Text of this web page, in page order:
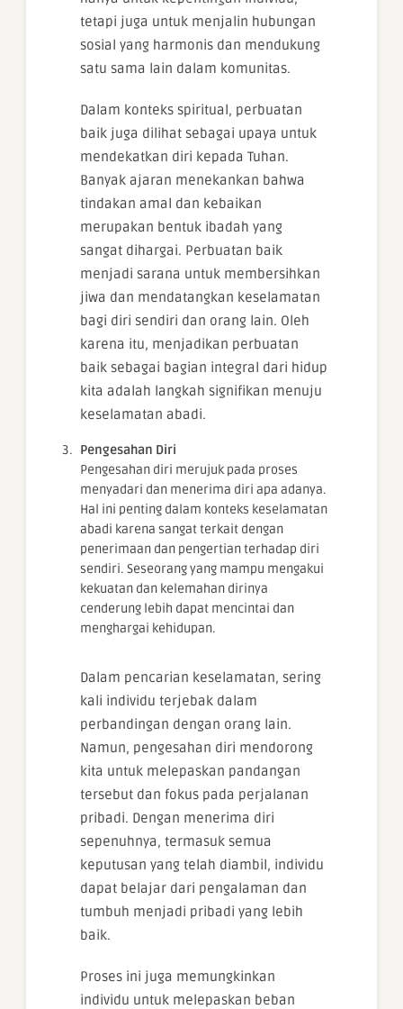
tetapi juga untuk menjalin hubungan
sosial yang harmonis dan mendukung
satu sama lain dalam komunitas.
Dalam konteks spiritual, perbuatan
baik juga dilihat sebagai upaya untuk
mendekatkan diri kepada Tuhan.
Banyak ajaran menekankan bahwa
tindakan amal dan kebaikan
merupakan bentuk ibadah yang
sangat dihargai. Perbuatan baik
menjadi sarana untuk membersihkan
jiwa dan mendatangkan keselamatan
bagi diri sendiri dan orang lain. Oleh
karena itu, menjadikan perbuatan
baik sebagai bagian integral dari hidup
kita adalah langkah signifikan menuju
keselamatan abadi.
Pengesahan Diri
Pengesahan diri merujuk pada proses
menyadari dan menerima diri apa adanya.
Hal ini penting dalam konteks keselamatan
abadi karena sangat terkait dengan
penerimaan dan pengertian terhadap diri
sendiri. Seseorang yang mampu mengakui
kekuatan dan kelemahan dirinya
cenderung lebih dapat mencintai dan
menghargai kehidupan.
Dalam pencarian keselamatan, sering
kali individu terjebak dalam
perbandingan dengan orang lain.
Namun, pengesahan diri mendorong
kita untuk melepaskan pandangan
tersebut dan fokus pada perjalanan
pribadi. Dengan menerima diri
sepenuhnya, termasuk semua
keputusan yang telah diambil, individu
dapat belajar dari pengalaman dan
tumbuh menjadi pribadi yang lebih
baik.
Proses ini juga memungkinkan
individu untuk melepaskan beban